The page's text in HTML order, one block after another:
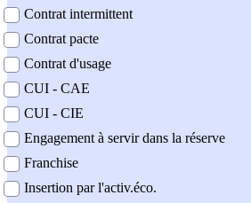
Contrat intermittent
Contrat pacte
Contrat d'usage
CUI - CAE
CUI - CIE
Engagement à servir dans la réserve
Franchise
Insertion par l'activ.éco.